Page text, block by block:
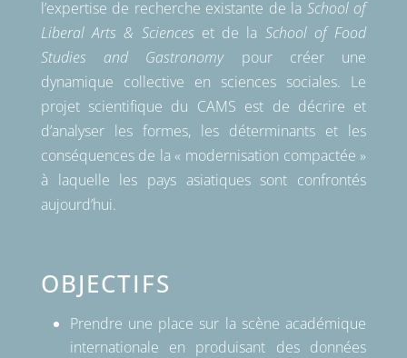
l’expertise de recherche existante de la School of
Liberal Arts & Scienceset de la School of Food
Studies and Gastronomypour créer une
dynamique collective en sciences sociales. Le
projet scientifique du CAMS est de décrire et
d’analyser les formes, les déterminants et les
conséquences de la « modernisation compactée »
à laquelle les pays asiatiques sont confrontés
aujourd’hui.
OBJECTIFS
Prendre une place sur la scène académique
internationale en produisant des données